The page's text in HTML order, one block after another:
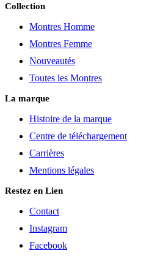
Collection
Montres Homme
Montres Femme
Nouveautés
Toutes les Montres
La marque
Histoire de la marque
Centre de téléchargement
Carrières
Mentions légales
Restez en Lien
Contact
Instagram
Facebook